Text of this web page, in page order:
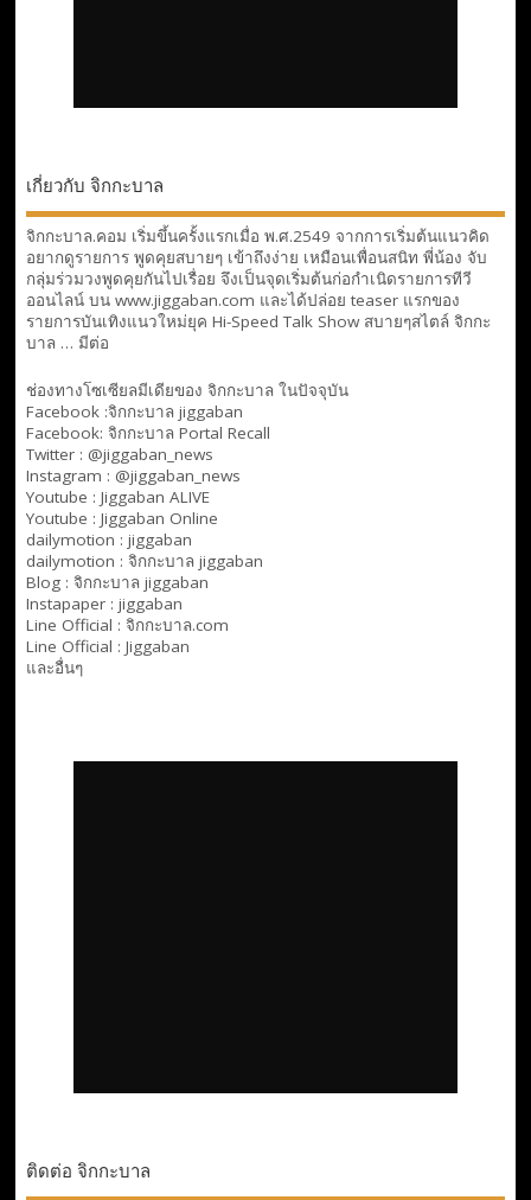
เกี่ยวกับ จิกกะบาล
จิกกะบาล.คอม เริ่มขึ้นครั้งแรกเมื่อ พ.ศ.2549 จากการเริ่มต้นแนวคิด
อยากดูรายการ พูดคุยสบายๆ เข้าถึงง่าย เหมือนเพื่อนสนิท พี่น้อง จับ
กลุ่มร่วมวงพูดคุยกันไปเรื่อย จึงเป็นจุดเริ่มต้นก่อกำเนิดรายการทีวี
ออนไลน์ บน www.jiggaban.com และได้ปล่อย teaser แรกของ
รายการบันเทิงแนวใหม่ยุค Hi-Speed Talk Show สบายๆสไตล์ จิกกะ
บาล … มีต่อ
ช่องทางโซเซียลมีเดียของ จิกกะบาล ในปัจจุบัน
Facebook :จิกกะบาล jiggaban
Facebook: จิกกะบาล Portal Recall
Twitter : @jiggaban_news
Instagram : @jiggaban_news
Youtube : Jiggaban ALIVE
Youtube : Jiggaban Online
dailymotion : jiggaban
dailymotion : จิกกะบาล jiggaban
Blog : จิกกะบาล jiggaban
Instapaper : jiggaban
Line Official : จิกกะบาล.com
Line Official : Jiggaban
และอื่นๆ
ติดต่อ จิกกะบาล